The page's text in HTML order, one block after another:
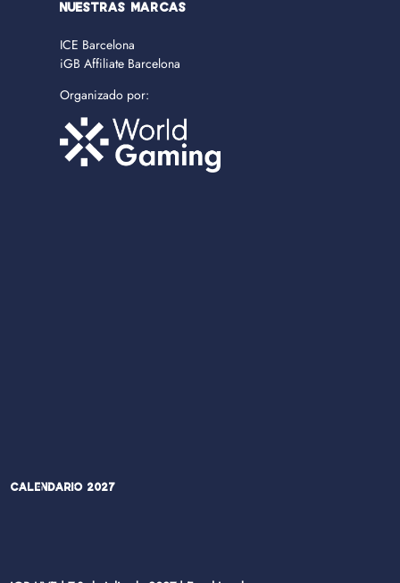
NUESTRAS MARCAS
ICE Barcelona
iGB Affiliate Barcelona
Organizado por:
Calendario 2027